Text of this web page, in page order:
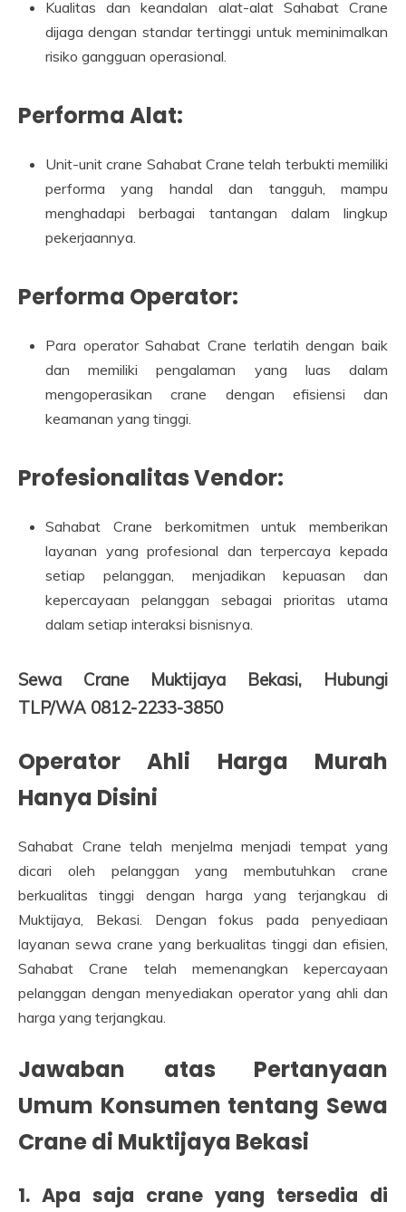
Kualitas dan keandalan alat-alat Sahabat Crane
dijaga dengan standar tertinggi untuk meminimalkan
risiko gangguan operasional.
Performa Alat:
Unit-unit crane Sahabat Crane telah terbukti memiliki
performa yang handal dan tangguh, mampu
menghadapi berbagai tantangan dalam lingkup
pekerjaannya.
Performa Operator:
Para operator Sahabat Crane terlatih dengan baik
dan memiliki pengalaman yang luas dalam
mengoperasikan crane dengan efisiensi dan
keamanan yang tinggi.
Profesionalitas Vendor:
Sahabat Crane berkomitmen untuk memberikan
layanan yang profesional dan terpercaya kepada
setiap pelanggan, menjadikan kepuasan dan
kepercayaan pelanggan sebagai prioritas utama
dalam setiap interaksi bisnisnya.
Sewa Crane Muktijaya Bekasi, Hubungi
TLP/WA 0812-2233-3850
Operator Ahli Harga Murah
Hanya Disini
Sahabat Crane telah menjelma menjadi tempat yang
dicari oleh pelanggan yang membutuhkan crane
berkualitas tinggi dengan harga yang terjangkau di
Muktijaya, Bekasi. Dengan fokus pada penyediaan
layanan sewa crane yang berkualitas tinggi dan efisien,
Sahabat Crane telah memenangkan kepercayaan
pelanggan dengan menyediakan operator yang ahli dan
harga yang terjangkau.
Jawaban atas Pertanyaan
Umum Konsumen tentang Sewa
Crane di Muktijaya Bekasi
1. Apa saja crane yang tersedia di